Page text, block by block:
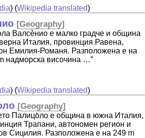
) (Wikipedia translated)
[Geography]
Валсѐнио е малко градче и община
Италия, провинция Равена,
Емилия-Романя. Разположена е на
надморска височина …”
) (Wikipedia translated)
[Geography]
Палицо̀ло е община в южна Италия,
Трапани, автономен регион и
Сицилия. Разположена е на 249 m